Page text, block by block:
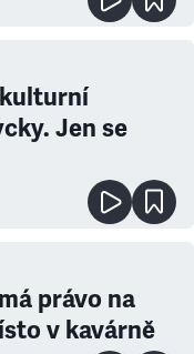
Jen se
právo na
v kavárně